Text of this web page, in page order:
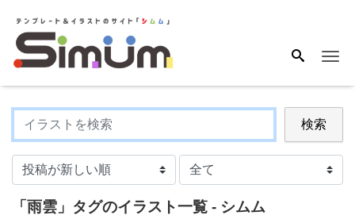
検索
「雨雲」タグのイラスト一覧 - シムム